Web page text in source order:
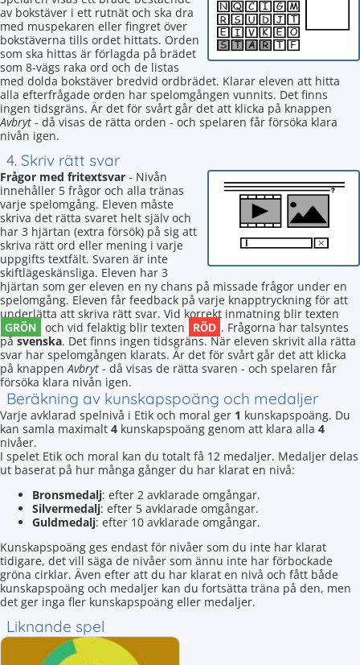
av bokstäver i ett rutnät och ska dra
med muspekaren eller fingret över
bokstäverna tills ordet hittats. Orden
som ska hittas är förlagda på brädet
som 8-vägs raka ord och de listas
med dolda bokstäver bredvid ordbrädet. Klarar eleven att hitta
alla efterfrågade orden har spelomgången vunnits. Det finns
ingen tidsgräns. Är det för svårt går det att klicka på knappen
Avbryt - då visas de rätta orden - och spelaren får försöka klara
nivån igen.
4. Skriv rätt svar
Frågor med fritextsvar - Nivån
innehåller 5 frågor och alla tränas
varje spelomgång. Eleven måste
skriva det rätta svaret helt själv och
har 3 hjärtan (extra försök) på sig att
skriva rätt ord eller mening i varje
uppgifts textfält. Svaren är inte
skiftlägeskänsliga. Eleven har 3
hjärtan som ger eleven en ny chans på missade frågor under en
spelomgång. Eleven får feedback på varje knapptryckning för att
underlätta att skriva rätt svar. Vid korrekt inmatning blir texten
GRÖN och vid felaktig blir texten RÖD . Frågorna har talsyntes
påsvenska. Det finns ingen tidsgräns. När eleven skrivit alla rätta
svar har spelomgången klarats. Är det för svårt går det att klicka
på knappenAvbryt - då visas de rätta svaren - och spelaren får
försöka klara nivån igen.
Beräkning av kunskapspoäng och medaljer
Varje avklarad spelnivå i Etik och moral ger 1 kunskapspoäng. Du
kan samla maximalt 4 kunskapspoäng genom att klara alla 4
nivåer.
I spelet Etik och moral kan du totalt få 12 medaljer. Medaljer delas
ut baserat på hur många gånger du har klarat en nivå:
Bronsmedalj: efter 2 avklarade omgångar.
Silvermedalj: efter 5 avklarade omgångar.
Guldmedalj: efter 10 avklarade omgångar.
Kunskapspoäng ges endast för nivåer som du inte har klarat
tidigare, det vill säga de nivåer som ännu inte har förbockade
gröna cirklar. Även efter att du har klarat en nivå och fått både
kunskapspoäng och medaljer kan du fortsätta träna på den, men
det ger inga fler kunskapspoäng eller medaljer.
Liknande spel